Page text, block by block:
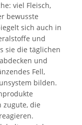
viel Fleisch,
bewusste
sich auch in
und
sie die täglichen
und
Fell,
bilden.
zugute, die